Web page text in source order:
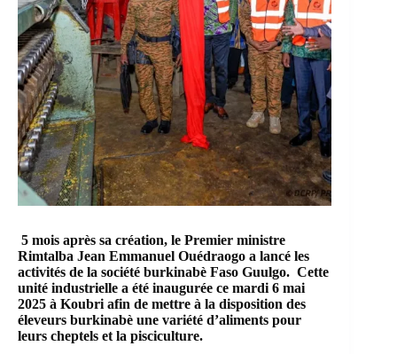
5 mois après sa création, le Premier ministre
Rimtalba Jean Emmanuel Ouédraogo a lancé les
activités de la société burkinabè Faso Guulgo. Cette
unité industrielle a été inaugurée ce mardi 6 mai
2025 à Koubri afin de mettre à la disposition des
éleveurs burkinabè une variété d’aliments pour
leurs cheptels et la pisciculture.